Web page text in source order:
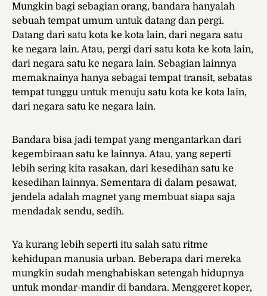
Mungkin bagi sebagian orang, bandara hanyalah
sebuah tempat umum untuk datang dan pergi.
Datang dari satu kota ke kota lain, dari negara satu
ke negara lain. Atau, pergi dari satu kota ke kota lain,
dari negara satu ke negara lain. Sebagian lainnya
memaknainya hanya sebagai tempat transit, sebatas
tempat tunggu untuk menuju satu kota ke kota lain,
dari negara satu ke negara lain.
Bandara bisa jadi tempat yang mengantarkan dari
kegembiraan satu ke lainnya. Atau, yang seperti
lebih sering kita rasakan, dari kesedihan satu ke
kesedihan lainnya. Sementara di dalam pesawat,
jendela adalah magnet yang membuat siapa saja
mendadak sendu, sedih.
Ya kurang lebih seperti itu salah satu ritme
kehidupan manusia urban. Beberapa dari mereka
mungkin sudah menghabiskan setengah hidupnya
untuk mondar-mandir di bandara. Menggeret koper,